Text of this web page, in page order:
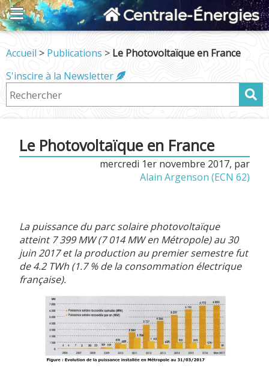
Centrale-Énergies
Accueil > Publications > Le Photovoltaïque en France
S'inscire à la Newsletter
Le Photovoltaïque en France
mercredi 1er novembre 2017, par
Alain Argenson (ECN 62)
La puissance du parc solaire photovoltaïque
atteint 7 399 MW (7 014 MW en Métropole) au 30
juin 2017 et la production au premier semestre fut
de 4.2 TWh (1.7 % de la consommation électrique
française).